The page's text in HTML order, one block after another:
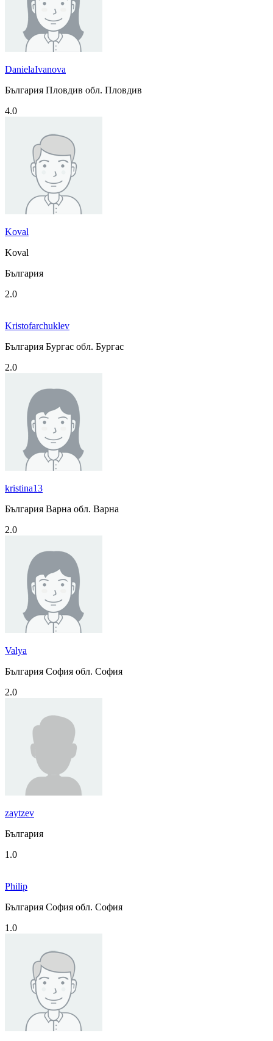
DanielaIvanova
България Пловдив обл. Пловдив
4.0
Koval
Koval
България
2.0
Kristofarchuklev
България Бургас обл. Бургас
2.0
kristina13
България Варна обл. Варна
2.0
Valya
България София обл. София
2.0
zaytzev
България
1.0
Philip
България София обл. София
1.0